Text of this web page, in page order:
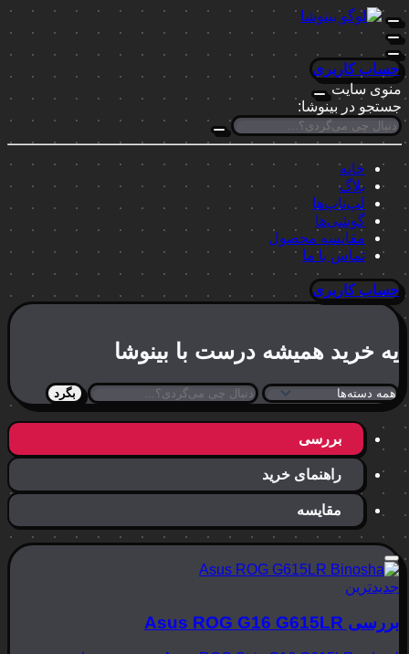
حساب کاربری
منوی سایت
جستجو در بینوشا:
خانه
بلاگ
لپ‌تاپ‌ها
گوشی‌ها
مقایسه محصول
تماس با ما
حساب کاربری
یه خرید همیشه درست با بینوشا
بگرد
بررسی
راهنمای خرید
مقایسه
جدیدترین
بررسی Asus ROG G16 G615LR